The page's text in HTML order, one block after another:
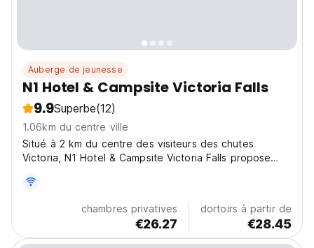
Auberge de jeunesse
N1 Hotel & Campsite Victoria Falls
9.9Superbe(12)
1.06km du centre ville
Situé à 2 km du centre des visiteurs des chutes
Victoria, N1 Hotel & Campsite Victoria Falls propose
Curios est à 120 m.
chambres privatives
€26.27
dortoirs à partir de
€28.45